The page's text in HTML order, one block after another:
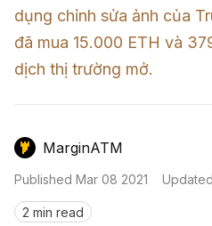
Kinh Nghiệm Đầu Tư
Sàn Giao Dịch
Mô Hình Biểu Đồ Giá
GameFi
Sign in
dụng chỉnh sửa ảnh của
đã mua 15.000 ETH và
dịch thị trường mở.
MarginATM
Published Mar 08 2021 Updated
2 min read